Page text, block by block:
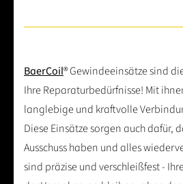
BaerCoil® Gewindeeinsätze sind
Ihre Reparaturbedürfnisse! Mit
langlebige und kraftvolle
Diese Einsätze sorgen auch dafür,
Ausschuss haben und alles
sind präzise und verschleißfest -